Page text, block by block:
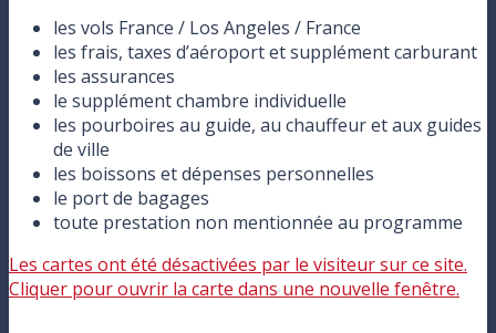
les vols France / Los Angeles / France
les frais, taxes d’aéroport et supplément carburant
les assurances
le supplément chambre individuelle
les pourboires au guide, au chauffeur et aux guides
de ville
les boissons et dépenses personnelles
le port de bagages
toute prestation non mentionnée au programme
Les cartes ont été désactivées par le visiteur sur ce site.
Cliquer pour ouvrir la carte dans une nouvelle fenêtre.